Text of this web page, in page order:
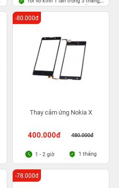
Bảo hành bụi bọt vĩnh viễn
Thay cảm ứng Nokia X
400.000đ 480.000đ
-80.000đ
1 - 2 giờ 1 tháng
-78.000đ